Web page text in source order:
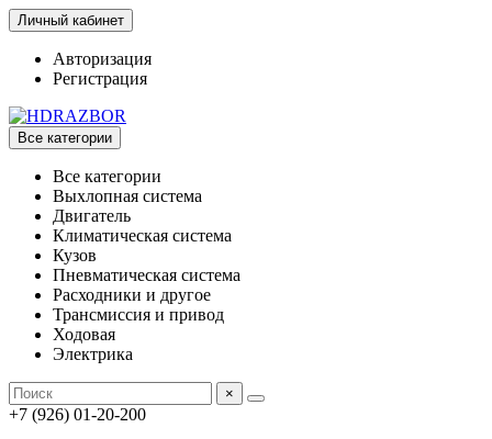
Личный кабинет
Авторизация
Регистрация
Все категории
Все категории
Выхлопная система
Двигатель
Климатическая система
Кузов
Пневматическая система
Расходники и другое
Трансмиссия и привод
Ходовая
Электрика
×
+7 (926) 01-20-200